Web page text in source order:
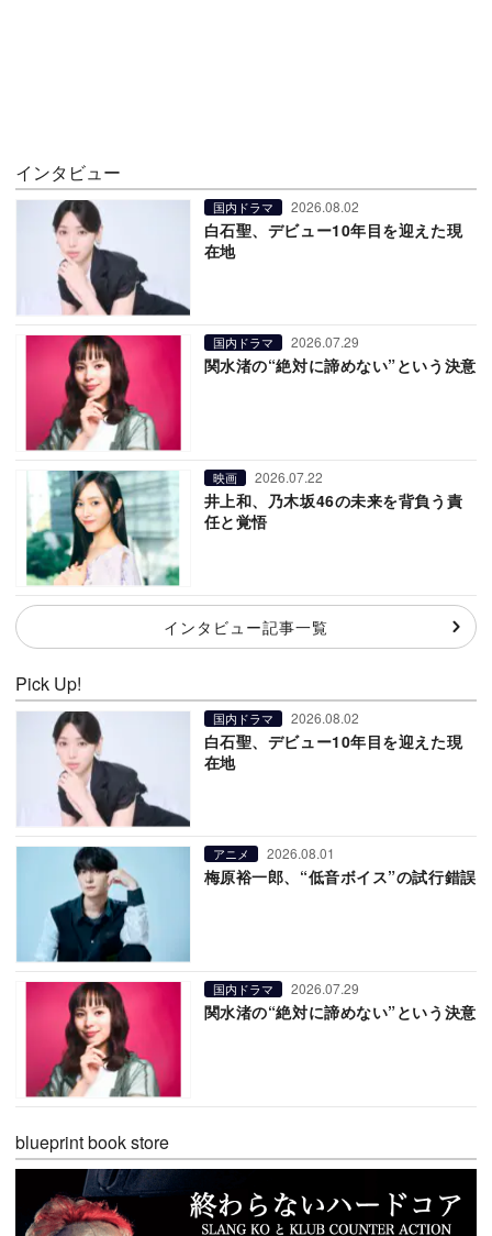
インタビュー
国内ドラマ 2026.08.02
白石聖、デビュー10年目を迎えた現
在地
国内ドラマ 2026.07.29
関水渚の“絶対に諦めない”という決意
映画 2026.07.22
井上和、乃木坂46の未来を背負う責
任と覚悟
インタビュー記事一覧
Pick Up!
国内ドラマ 2026.08.02
白石聖、デビュー10年目を迎えた現
在地
アニメ 2026.08.01
梅原裕一郎、“低音ボイス”の試行錯誤
国内ドラマ 2026.07.29
関水渚の“絶対に諦めない”という決意
blueprint book store